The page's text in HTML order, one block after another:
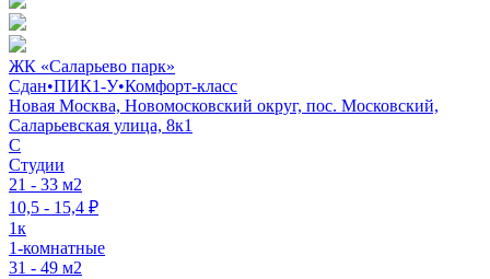
ЖК «Саларьево парк»
Сдан•ПИК1-У•Комфорт-класс
Новая Москва, Новомосковский округ, пос. Московский,
Саларьевская улица, 8к1
C
Студии
21 - 33 м2
10,5 - 15,4 ₽
1к
1-комнатные
31 - 49 м2